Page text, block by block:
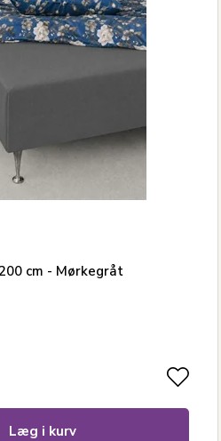
cm - Mørkegråt
Læg i kurv